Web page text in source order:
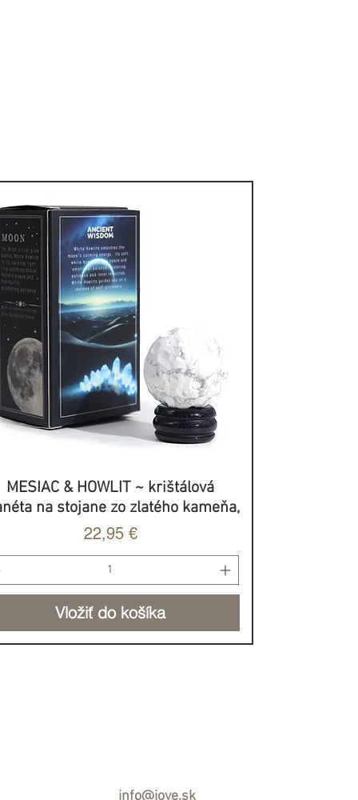
Rýchle zobrazenie
MESIAC & HOWLIT ~ krištálová
na stojane zo zlatého kameňa,
Cena
22,95 €
Vložiť do košíka
info@jove.sk